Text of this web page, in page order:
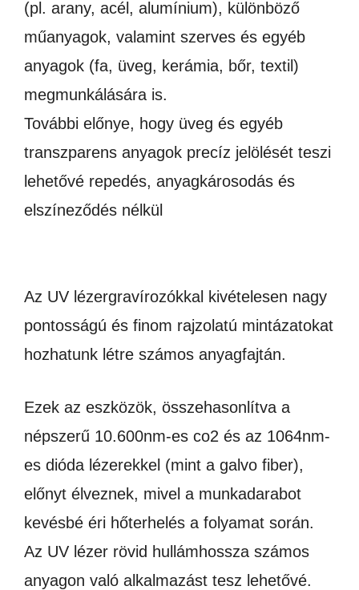
(pl. arany, acél, alumínium), különböző
műanyagok, valamint szerves és egyéb
anyagok (fa, üveg, kerámia, bőr, textil)
megmunkálására is.
További előnye, hogy üveg és egyéb
transzparens anyagok precíz jelölését teszi
lehetővé repedés, anyagkárosodás és
elszíneződés nélkül
Az UV lézergravírozókkal kivételesen nagy
pontosságú és finom rajzolatú mintázatokat
hozhatunk létre számos anyagfajtán.
Ezek az eszközök, összehasonlítva a
népszerű 10.600nm-es co2 és az 1064nm-
es dióda lézerekkel (mint a galvo fiber),
előnyt élveznek, mivel a munkadarabot
kevésbé éri hőterhelés a folyamat során.
Az UV lézer rövid hullámhossza számos
anyagon való alkalmazást tesz lehetővé.